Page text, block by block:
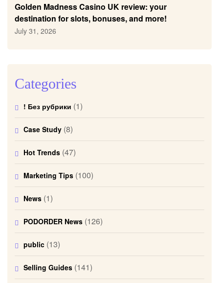
Golden Madness Casino UK review: your
destination for slots, bonuses, and more!
July 31, 2026
Categories
! Без рубрики (1)
Case Study (8)
Hot Trends (47)
Marketing Tips (100)
News (1)
PODORDER News (126)
public (13)
Selling Guides (141)